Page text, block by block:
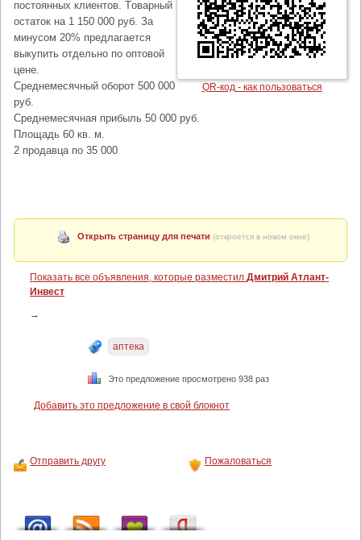
QR-код - как пользоваться
постоянных клиентов. Тoвaрный
oстaтoк нa 1 150 000 рyб. За
минусом 20% предлагается
выкупить отдельно по оптoвoй
цeне.
Среднемесячный оборот 500 000
руб.
Среднемесячная прибыль 50 000 руб.
Площадь 60 кв. м.
2 продавца по 35 000
Открыть страницу для печати (откроется в новом окне)
Показать все объявления, которые разместил Дмитрий Атлант-
Инвест
→
аптека
Это предложение просмотрено 938 раз
Добавить это предложение в свой блокнот
Отправить другу Пожаловаться